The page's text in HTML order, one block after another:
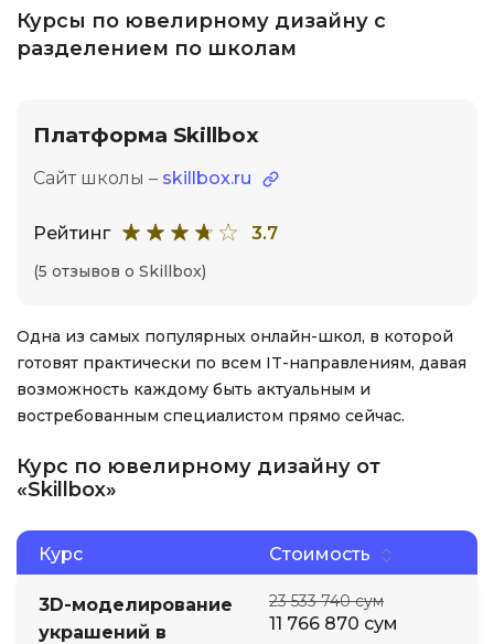
Курсы по ювелирному дизайну с
разделением по школам
Платформа Skillbox
Сайт школы – skillbox.ru
Рейтинг 3.7
(5 отзывов о Skillbox)
Одна из самых популярных онлайн-школ, в которой
готовят практически по всем IT-направлениям, давая
возможность каждому быть актуальным и
востребованным специалистом прямо сейчас.
Курс по ювелирному дизайну от
«Skillbox»
Курс Стоимость
3D-моделирование
украшений в
23 533 740 сум
11 766 870 сум